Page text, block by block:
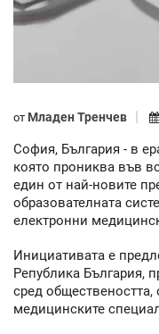
от Младен Тренчев
София, България - в
която прониква във
един от най-новите
образователната
електронни
Инициативата е
Република България,
сред обществеността,
медицинските